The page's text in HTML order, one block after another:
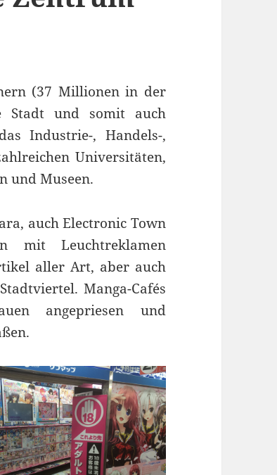
(37 Millionen in der
Stadt und somit auch
Industrie-, Handels-,
Universitäten,
und Museen.
auch Electronic Town
mit Leuchtreklamen
aller Art, aber auch
Manga-Cafés
angepriesen und